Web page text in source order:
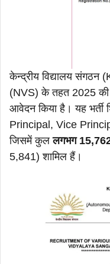
केन्द्रीय विद्यालय संगठन
(NVS) के तहत 2025 की
आवेदन किया है। यह भर्ती
Principal, Vice
जिसमें कुललगभग
5,841) शामिल हैं।